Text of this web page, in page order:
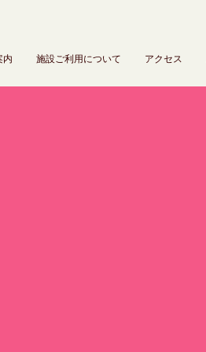
内 施設ご利用について アクセス